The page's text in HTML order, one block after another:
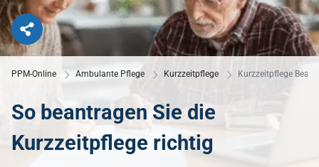
PPM-Online Ambulante Pflege Kurzzeitpflege Kurzzeitpflege
So beantragen Sie die
Kurzzeitpflege richtig